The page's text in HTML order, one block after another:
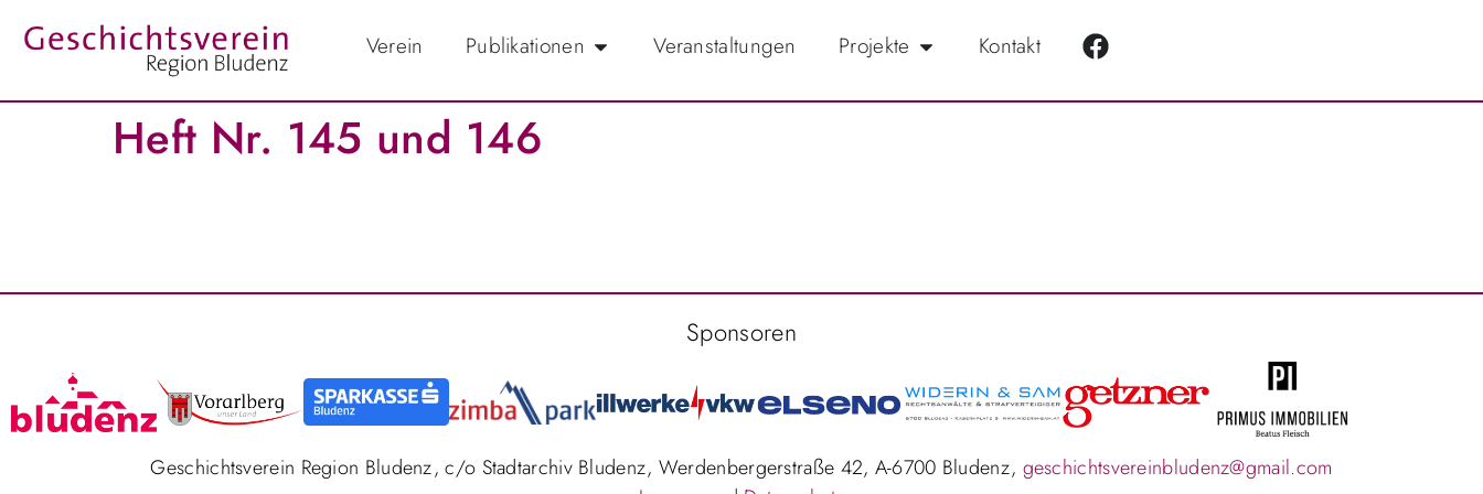
Verein Publikationen Veranstaltungen Projekte Kontakt
Heft Nr. 145 und 146
Sponsoren
Geschichtsverein Region Bludenz, c/o Stadtarchiv Bludenz, Werdenbergerstraße 42, A-6700 Bludenz, geschichtsvereinbludenz@gmail.com